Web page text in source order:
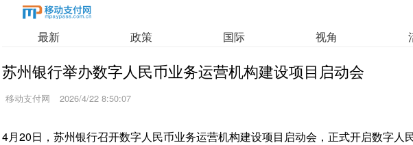
最新 政策 国际 视角
苏州银行举办数字人民币业务运营机构建设项目启动会
移动支付网 2026/4/22 8:50:07
4月20日，苏州银行召开数字人民币业务运营机构建设项目启动会，正式开启数字人